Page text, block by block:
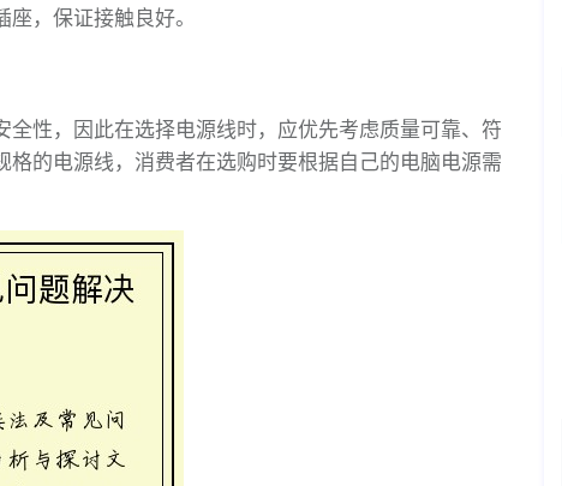
，保证接触良好。
性，因此在选择电源线时，应优先考虑质量可靠、符
的电源线，消费者在选购时要根据自己的电脑电源需